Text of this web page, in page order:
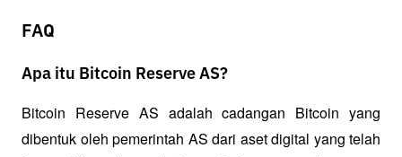
FAQ
Apa itu Bitcoin Reserve AS?
Bitcoin Reserve AS adalah cadangan Bitcoin yang
dibentuk oleh pemerintah AS dari aset digital yang telah